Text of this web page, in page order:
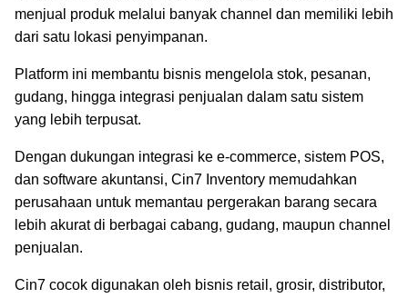
menjual produk melalui banyak channel dan memiliki lebih
dari satu lokasi penyimpanan.
Platform ini membantu bisnis mengelola stok, pesanan,
gudang, hingga integrasi penjualan dalam satu sistem
yang lebih terpusat.
Dengan dukungan integrasi ke e-commerce, sistem POS,
dan software akuntansi, Cin7 Inventory memudahkan
perusahaan untuk memantau pergerakan barang secara
lebih akurat di berbagai cabang, gudang, maupun channel
penjualan.
Cin7 cocok digunakan oleh bisnis retail, grosir, distributor,